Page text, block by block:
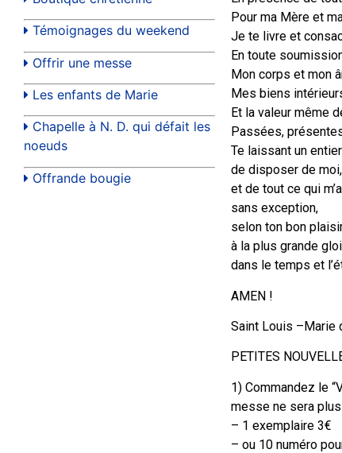
Témoignages du weekend
Offrir une messe
Les enfants de Marie
Chapelle à N. D. qui défait les
noeuds
Offrande bougie
Pour ma Mère et
Je te livre et
En toute
Mon corps et mon
Mes biens
Et la valeur même
Passées,
Te laissant un
de disposer de moi,
et de tout ce qui
sans exception,
selon ton bon
à la plus grande
dans le temps et
AMEN !
Saint Louis –Marie
PETITES
1) Commandez le
messe ne sera
– 1 exemplaire 3€
– ou 10 numéro